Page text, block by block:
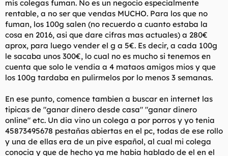
mis colegas fuman. No es un negocio especialmente
rentable, a no ser que vendas MUCHO. Para los que no
fuman, los 100g salen (no recuerdo a cuanto estaba la
cosa en 2016, asi que dare cifras mas actuales) a 280€
aprox, para luego vender el g a 5€. Es decir, a cada 100g
le sacaba unos 300€, lo cual no es mucho si tenemos en
cuenta que solo le vendia a 4 mataos amigos mios y que
los 100g tardaba en pulirmelos por lo menos 3 semanas.
En ese punto, comence tambien a buscar en internet las
tipicas de "ganar dinero desde casa" "ganar dinero
online" etc. Un dia vino un colega a por porros y yo tenia
45873495678 pestañas abiertas en el pc, todas de ese rollo
y una de ellas era de un pive español, al cual mi colega
conocia y que de hecho ya me habia hablado de el en el